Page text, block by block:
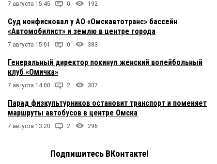
7 августа 15:45 0 192
Суд конфисковал у АО «Омскавтотранс» бассейн
«Автомобилист» и землю в центре города
7 августа 15:01 0 383
Генеральный директор покинул женский волейбольный
клуб «Омичка»
7 августа 14:00 2 307
Парад физкультурников остановит транспорт и поменяет
маршруты автобусов в центре Омска
7 августа 13:20 2 296
Подпишитесь ВКонтакте!